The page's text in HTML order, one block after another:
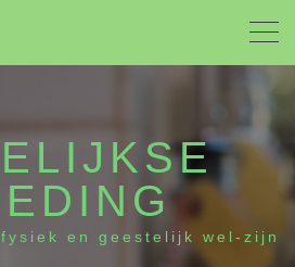
en geestelijk wel-zijn